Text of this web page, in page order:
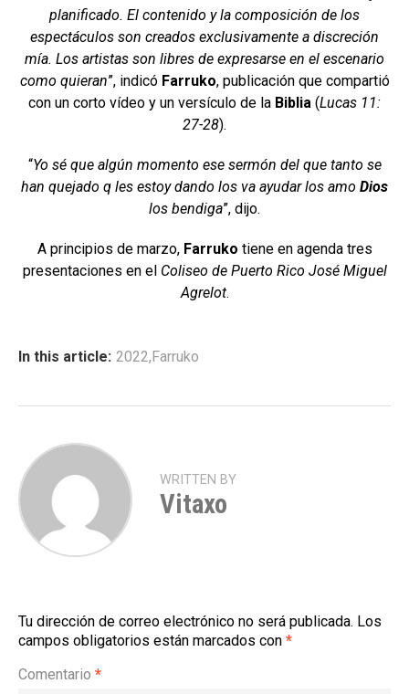
planificado. El contenido y la composición de los
espectáculos son creados exclusivamente a discreción
mía. Los artistas son libres de expresarse en el escenario
como quieran”, indicó Farruko, publicación que compartió
con un corto vídeo y un versículo de la Biblia (Lucas 11:
27-28).
“Yo sé que algún momento ese sermón del que tanto se
han quejado q les estoy dando los va ayudar los amo Dios
los bendiga”, dijo.
A principios de marzo, Farruko tiene en agenda tres
presentaciones en el Coliseo de Puerto Rico José Miguel
Agrelot.
In this article: 2022,Farruko
WRITTEN BY
Vitaxo
Tu dirección de correo electrónico no será publicada. Los
campos obligatorios están marcados con *
Comentario *